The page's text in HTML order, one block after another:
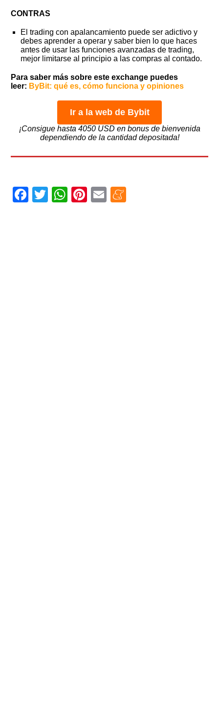
CONTRAS
El trading con apalancamiento puede ser adictivo y
debes aprender a operar y saber bien lo que haces
antes de usar las funciones avanzadas de trading,
mejor limitarse al principio a las compras al contado.
Para saber más sobre este exchange puedes
leer: ByBit: qué es, cómo funciona y opiniones
Ir a la web de Bybit
¡Consigue hasta 4050 USD en bonus de bienvenida
dependiendo de la cantidad depositada!
Facebook
TwitterWhatsApp
Pinterest
Email